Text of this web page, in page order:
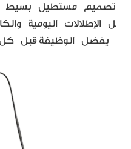
تصميم مستطيل بسيط
ل الإطلالات اليومية
يفضل الوظيفة قبل